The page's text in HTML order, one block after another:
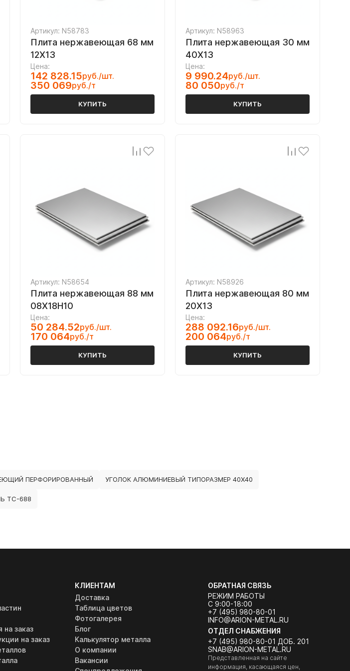
Артикул: N58783
Плита нержавеющая 68 мм
12Х13
Цена:
142 828.15руб./шт.
350 069руб./т
КУПИТЬ
Артикул: N58963
Плита нержавеющая 30 мм
40Х13
Цена:
9 990.24руб./шт.
80 050руб./т
КУПИТЬ
Артикул: N58654
Плита нержавеющая 88 мм
08Х18Н10
Цена:
50 284.52руб./шт.
170 064руб./т
КУПИТЬ
Артикул: N58926
Плита нержавеющая 80 мм
20Х13
Цена:
288 092.16руб./шт.
200 064руб./т
КУПИТЬ
ПЕРФОРИРОВАННЫЙ УГОЛОК АЛЮМИНИЕВЫЙ ТИПОРАЗМЕР 40Х40
ТС-688
на заказ
на заказ
КЛИЕНТАМ
Доставка
Таблица цветов
Фотогалерея
Блог
Калькулятор металла
О компании
Вакансии
ОБРАТНАЯ СВЯЗЬ
РЕЖИМ РАБОТЫ
С 9:00-18:00
+7 (495) 980-80-01
INFO@ARION-METAL.RU
ОТДЕЛ СНАБЖЕНИЯ
+7 (495) 980-80-01 ДОБ. 201
SNAB@ARION-METAL.RU
Представленная на сайте
информация, касающаяся цен,